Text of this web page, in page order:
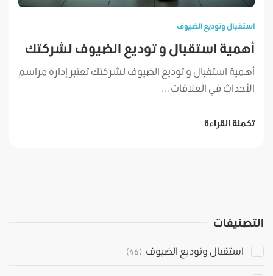
استقبال وتوديع الضيوف
أهمية استقبال و توديع الضيوف لشركتك
أهمية استقبال و توديع الضيوف لشركتك تعتبر إدارة مراسم
الأحداث في العلاقات...
تكملة القراءة
التصنيفات
استقبال وتوديع الضيوف (46)